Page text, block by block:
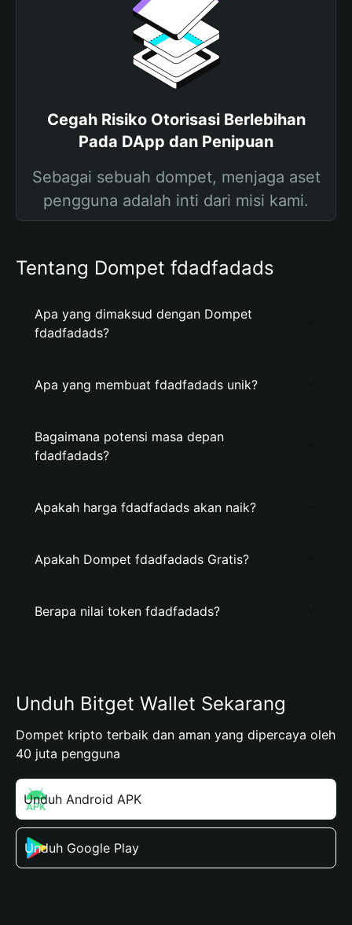
Cegah Risiko Otorisasi Berlebihan
Pada DApp dan Penipuan
Sebagai sebuah dompet, menjaga aset
pengguna adalah inti dari misi kami.
Tentang Dompet fdadfadads
Apa yang dimaksud dengan Dompet
fdadfadads?
Apa yang membuat fdadfadads unik?
Bagaimana potensi masa depan
fdadfadads?
Apakah harga fdadfadads akan naik?
Apakah Dompet fdadfadads Gratis?
Berapa nilai token fdadfadads?
Unduh Bitget Wallet Sekarang
Dompet kripto terbaik dan aman yang dipercaya oleh
40 juta pengguna
Unduh Android APK
Unduh Google Play